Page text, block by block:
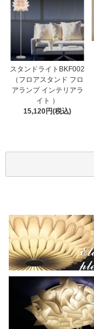
スタンドライトBKF002
（フロアスタンド フロ
アランプ インテリアラ
イト ）
15,120円(税込)